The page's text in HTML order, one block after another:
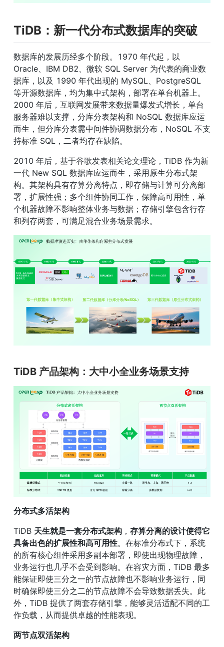
TiDB：新一代分布式数据库的突破
数据库的发展历经多个阶段。1970 年代起，以
Oracle、IBM DB2、微软 SQL Server 为代表的商业数
据库，以及 1990 年代出现的 MySQL、PostgreSQL
等开源数据库，均为集中式架构，部署在单台机器上。
2000 年后，互联网发展带来数据量爆发式增长，单台
服务器难以支撑，分库分表架构和 NoSQL 数据库应运
而生，但分库分表需中间件协调数据分布，NoSQL 不支
持标准 SQL，二者均存在缺陷。
2010 年后，基于谷歌发表相关论文理论，TiDB 作为新
一代 New SQL 数据库应运而生，采用原生分布式架
构。其架构具有存算分离特点，即存储与计算可分离部
署，扩展性强；多个组件协同工作，保障高可用性，单
个机器故障不影响整体业务与数据；存储引擎包含行存
和列存两套，可满足混合业务场景需求。
TiDB 产品架构：大中小全业务场景支持
分布式多活架构
TiDB 天生就是一套分布式架构 ， 存算分离的设计使得它
具备出色的扩展性和高可用性。在标准分布式下，系统
的所有核心组件采用多副本部署，即使出现物理故障，
业务运行也几乎不会受到影响。在容灾方面，TiDB 最多
能保证即使三分之一的节点故障也不影响业务运行，同
时确保即使三分之二的节点故障不会导致数据丢失。此
外，TiDB 提供了两套存储引擎，能够灵活适配不同的工
作负载，从而提供卓越的性能表现。
两节点双活架构